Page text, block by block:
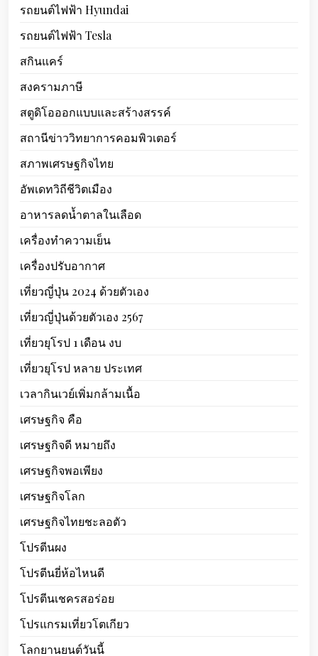
รถยนต์ไฟฟ้า Hyundai
รถยนต์ไฟฟ้า Tesla
สกินแคร์
สงครามภาษี
สตูดิโอออกแบบและสร้างสรรค์
สถานีข่าววิทยาการคอมพิวเตอร์
สภาพเศรษฐกิจไทย
อัพเดทวิถีชีวิตเมือง
อาหารลดน้ำตาลในเลือด
เครื่องทำความเย็น
เครื่องปรับอากาศ
เที่ยวญี่ปุ่น 2024 ด้วยตัวเอง
เที่ยวญี่ปุ่นด้วยตัวเอง 2567
เที่ยวยุโรป 1 เดือน งบ
เที่ยวยุโรป หลาย ประเทศ
เวลากินเวย์เพิ่มกล้ามเนื้อ
เศรษฐกิจ คือ
เศรษฐกิจดี หมายถึง
เศรษฐกิจพอเพียง
เศรษฐกิจโลก
เศรษฐกิจไทยชะลอตัว
โปรตีนผง
โปรตีนยี่ห้อไหนดี
โปรตีนเชครสอร่อย
โปรแกรมเที่ยวโตเกียว
โลกยานยนต์วันนี้